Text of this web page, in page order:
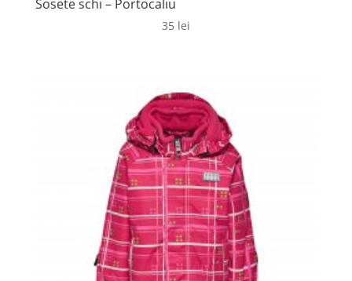
Sosete schi – Portocaliu
35 lei